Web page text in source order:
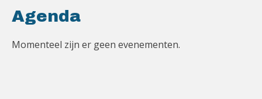
Agenda
Momenteel zijn er geen evenementen.